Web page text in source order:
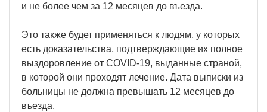
и не более чем за 12 месяцев до въезда.
Это также будет применяться к людям, у которых
есть доказательства, подтверждающие их полное
выздоровление от COVID-19, выданные страной,
в которой они проходят лечение. Дата выписки из
больницы не должна превышать 12 месяцев до
въезда.